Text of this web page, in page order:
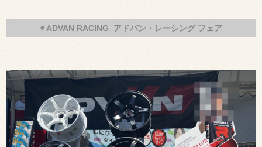
◉ ADVAN RACING アドバン・レーシング フェア